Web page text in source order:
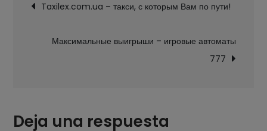
Киева
de
entradas
Taxilex.com.ua – такси, с которым Вам по пути!
Максимальные выигрыши – игровые автоматы
777
Deja una respuesta